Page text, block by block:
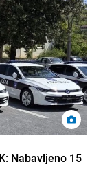
Nabavljeno 15